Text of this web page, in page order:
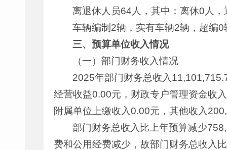
离退休人员64人，其中：离休0人
车辆编制2辆，实有车辆2辆，超编0
三、预算单位收入情况
（一）部门财务收入情况
2025年部门财务总收入
经营收益0.00元，财政专户管理资金收
附属单位上缴收入0.00元，其他收入
部门财务总收入比上年预算减少
费和公用经费减少，故部门财务总收入